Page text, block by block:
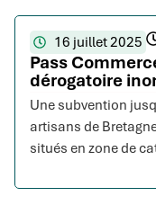
16 juillet 2025
Pass
dérogatoire
Une subvention
artisans de
situés en zone de